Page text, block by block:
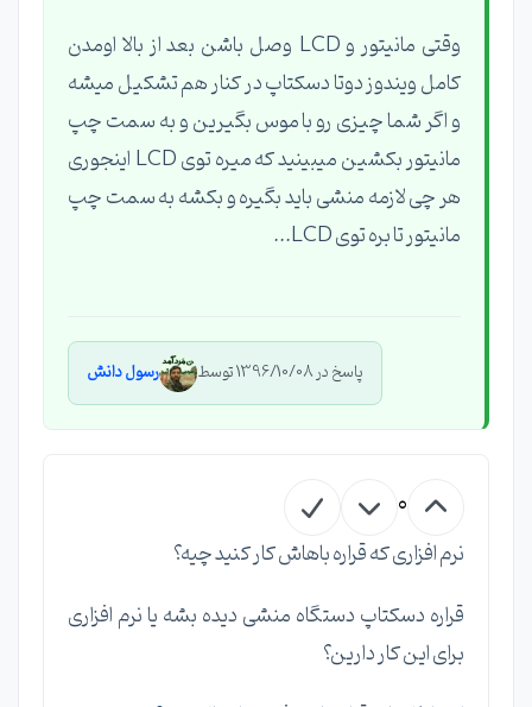
وقتی مانیتور و LCD وصل باشن بعد از بالا اومدن
کامل ویندوز دوتا دسکتاپ در کنار هم تشکیل میشه
و اگر شما چیزی رو با موس بگیرین و به سمت چپ
مانیتور بکشین میبینید که میره توی LCD اینجوری
هر چی لازمه منشی باید بگیره و بکشه به سمت چپ
مانیتور تا بره توی LCD...
پاسخ در 1396/10/08 توسط رسول دانش
0
نرم افزاری که قراره باهاش کار کنید چیه؟
قراره دسکتاپ دستگاه منشی دیده بشه یا نرم افزاری
برای این کار دارین؟